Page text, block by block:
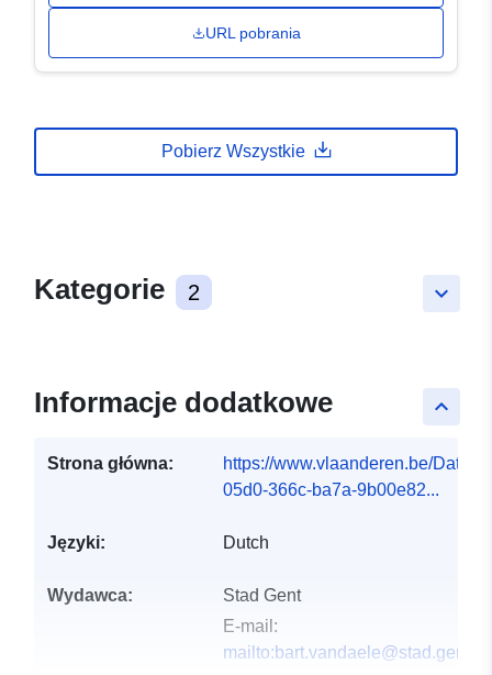
URL pobrania
Pobierz Wszystkie
keyboard_arrow_down
Kategorie 2
keyboard_arrow_up
Informacje dodatkowe
Strona główna:
https://www.vlaanderen.be/
05d0-366c-ba7a-9b00e82...
Języki: Dutch
Wydawca:
Stad Gent
E-mail:
mailto:bart.vandaele@stad.gent